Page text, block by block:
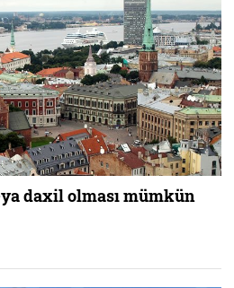
daxil olması mümkün